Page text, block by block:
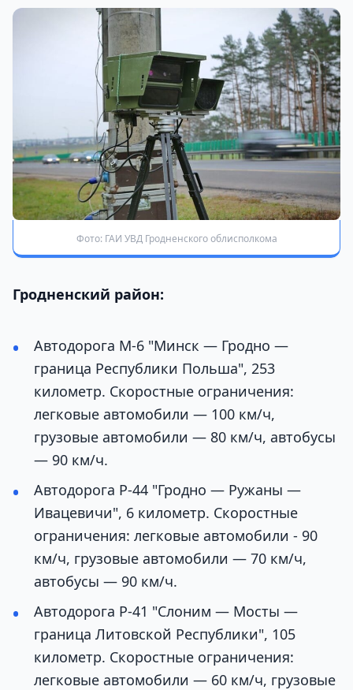
Фото: ГАИ УВД Гродненского облисполкома
Гродненский район:
Автодорога М-6 "Минск — Гродно —
граница Республики Польша", 253
километр. Скоростные ограничения:
легковые автомобили — 100 км/ч,
грузовые автомобили — 80 км/ч, автобусы
— 90 км/ч.
Автодорога Р-44 "Гродно — Ружаны —
Ивацевичи", 6 километр. Скоростные
ограничения: легковые автомобили - 90
км/ч, грузовые автомобили — 70 км/ч,
автобусы — 90 км/ч.
Автодорога Р-41 "Слоним — Мосты —
граница Литовской Республики", 105
километр. Скоростные ограничения:
легковые автомобили — 60 км/ч, грузовые